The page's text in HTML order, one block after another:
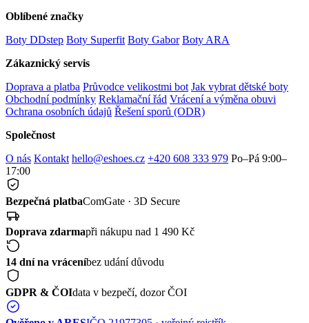
Oblíbené značky
Boty DDstep Boty Superfit Boty Gabor Boty ARA
Zákaznický servis
Doprava a platba Průvodce velikostmi bot Jak vybrat dětské boty
Obchodní podmínky Reklamační řád Vrácení a výměna obuvi
Ochrana osobních údajů Řešení sporů (ODR)
Společnost
O nás Kontakt hello@eshoes.cz +420 608 333 979 Po–Pá 9:00–
17:00
Bezpečná platbaComGate · 3D Secure
Doprava zdarmapři nákupu nad 1 490 Kč
14 dní na vráceníbez udání důvodu
GDPR & ČOIdata v bezpečí, dozor ČOI